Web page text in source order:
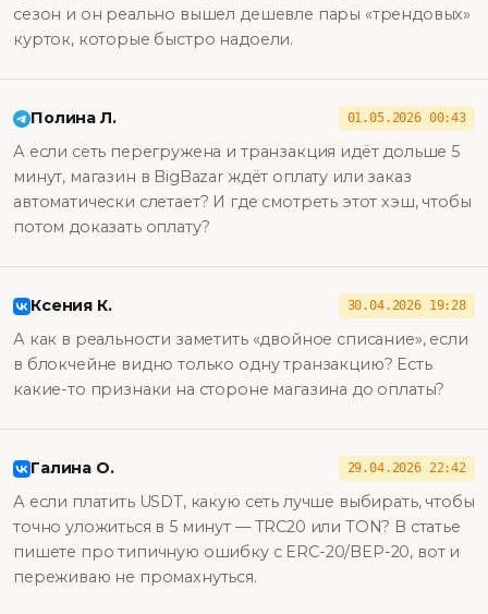
сезон и он реально вышел дешевле пары «трендовых»
курток, которые быстро надоели.
Полина Л. 01.05.2026 00:43
А если сеть перегружена и транзакция идёт дольше 5
минут, магазин в BigBazar ждёт оплату или заказ
автоматически слетает? И где смотреть этот хэш, чтобы
потом доказать оплату?
Ксения К. 30.04.2026 19:28
А как в реальности заметить «двойное списание», если
в блокчейне видно только одну транзакцию? Есть
какие-то признаки на стороне магазина до оплаты?
Галина О. 29.04.2026 22:42
А если платить USDT, какую сеть лучше выбирать, чтобы
точно уложиться в 5 минут — TRC20 или TON? В статье
пишете про типичную ошибку с ERC-20/BEP-20, вот и
переживаю не промахнуться.